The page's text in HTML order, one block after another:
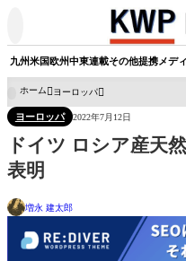
九州米国欧州中東連載その他提携メデ
ホーム ヨーロッパ
ヨーロッパ 2022年7月12日
ドイツ ロシア産天
表明
増永 建太郎